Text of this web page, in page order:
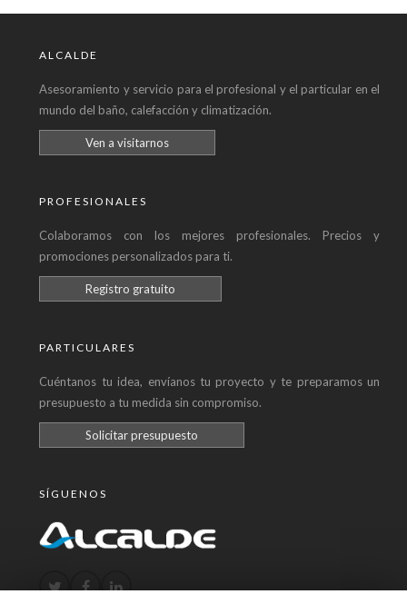
ALCALDE
Asesoramiento y servicio para el profesional y el particular en el
mundo del baño, calefacción y climatización.
Ven a visitarnos
PROFESIONALES
Colaboramos con los mejores profesionales. Precios y
promociones personalizados para ti.
Registro gratuito
PARTICULARES
Cuéntanos tu idea, envíanos tu proyecto y te preparamos un
presupuesto a tu medida sin compromiso.
Solicitar presupuesto
SÍGUENOS